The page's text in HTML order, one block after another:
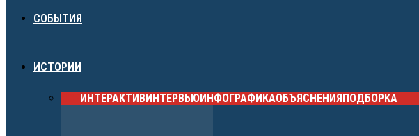
СОБЫТИЯ
ИСТОРИИ
ИНТЕРАКТИВИНТЕРВЬЮИНФОГРАФИКАОБЪЯСНЕНИЯПОДБОРКА